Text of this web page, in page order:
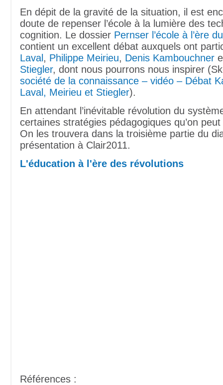
En dépit de la gravité de la situation, il est
doute de repenser l’école à la lumière des
cognition. Le dossier Pernser l’école à l’ère
contient un excellent débat auxquels ont
Laval, Philippe Meirieu, Denis Kambouchner
Stiegler, dont nous pourrons nous inspirer
société de la connaissance – vidéo – Débat
Laval, Meirieu et Stiegler).
En attendant l’inévitable révolution du
certaines stratégies pédagogiques qu’on
On les trouvera dans la troisième partie du
présentation à Clair2011.
L'éducation à l'ère des révolutions
Références :